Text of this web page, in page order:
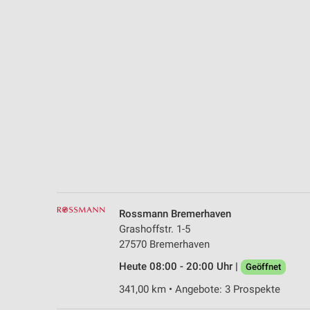
Rossmann Bremerhaven
Grashoffstr. 1-5
27570 Bremerhaven
Heute 08:00 - 20:00 Uhr |
Geöffnet
341,00 km • Angebote: 3 Prospekte